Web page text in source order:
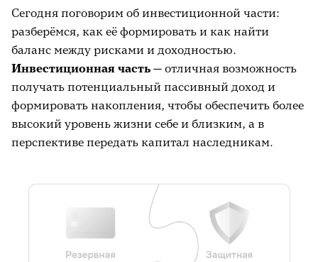
Сегодня поговорим об инвестиционной части:
разберёмся, как её формировать и как найти
баланс между рисками и доходностью.
Инвестиционная часть — отличная возможность
получать потенциальный пассивный доход и
формировать накопления, чтобы обеспечить более
высокий уровень жизни себе и близким, а в
перспективе передать капитал наследникам.